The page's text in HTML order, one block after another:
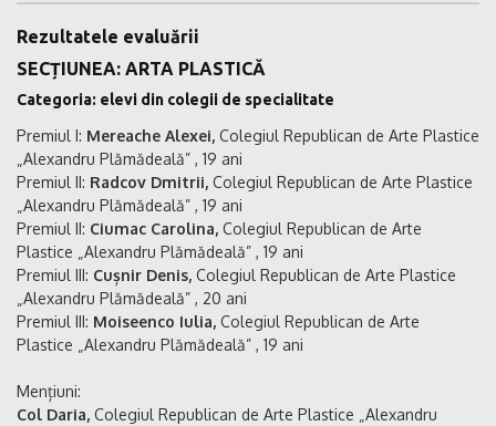
Rezultatele evaluării
SECȚIUNEA: ARTA PLASTICĂ
Categoria: elevi din colegii de specialitate
Premiul I: Mereache Alexei, Colegiul Republican de Arte Plastice
„Alexandru Plămădeală” , 19 ani
Premiul II: Radcov Dmitrii, Colegiul Republican de Arte Plastice
„Alexandru Plămădeală” , 19 ani
Premiul II: Ciumac Carolina, Colegiul Republican de Arte
Plastice „Alexandru Plămădeală” , 19 ani
Premiul III: Cușnir Denis, Colegiul Republican de Arte Plastice
„Alexandru Plămădeală” , 20 ani
Premiul III: Moiseenco Iulia, Colegiul Republican de Arte
Plastice „Alexandru Plămădeală” , 19 ani
Mențiuni:
Col Daria, Colegiul Republican de Arte Plastice „Alexandru